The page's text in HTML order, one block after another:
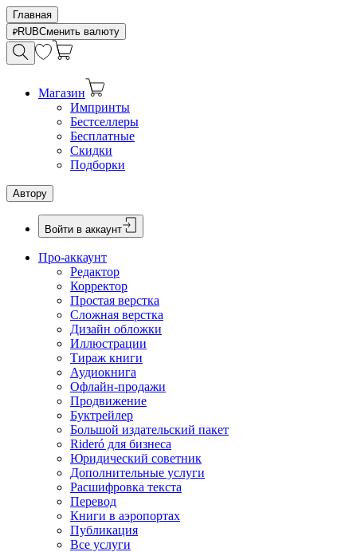
Главная
RUBСменить валюту
Магазин
Импринты
Бестселлеры
Бесплатные
Скидки
Подборки
Автору
Войти в аккаунт
Про-аккаунт
Редактор
Корректор
Простая верстка
Сложная верстка
Дизайн обложки
Иллюстрации
Тираж книги
Аудиокнига
Офлайн-продажи
Продвижение
Буктрейлер
Большой издательский пакет
Rideró для бизнеса
Юридический советник
Дополнительные услуги
Расшифровка текста
Перевод
Книги в аэропортах
Публикация
Все услуги